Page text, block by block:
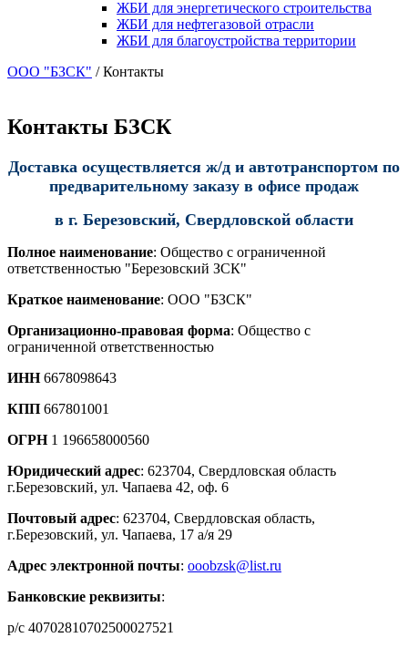
ЖБИ для энергетического строительства
ЖБИ для нефтегазовой отрасли
ЖБИ для благоустройства территории
ООО "БЗСК" /Контакты
Контакты БЗСК
Доставка осуществляется ж/д и автотранспортом по
предварительному заказу в офисе продаж
в г. Березовский, Свердловской области
Полное наименование: Общество с ограниченной
ответственностью "Березовский ЗСК"
Краткое наименование: ООО "БЗСК"
Организационно-правовая форма: Общество с
ограниченной ответственностью
ИНН6678098643
КПП 667801001
ОГРН1 196658000560
Юридический адрес: 623704, Свердловская область
г.Березовский, ул. Чапаева 42, оф. 6
Почтовый адрес: 623704, Свердловская область,
г.Березовский, ул. Чапаева, 17 а/я 29
Адрес электронной почты: ooobzsk@list.ru
Банковские реквизиты:
р/с 40702810702500027521